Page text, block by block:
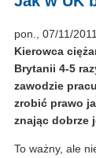
pon., 07/11/
Kierowca
Brytanii 4-5
zawodzie
zrobić prawo
znając dobrze
To ważny, ale